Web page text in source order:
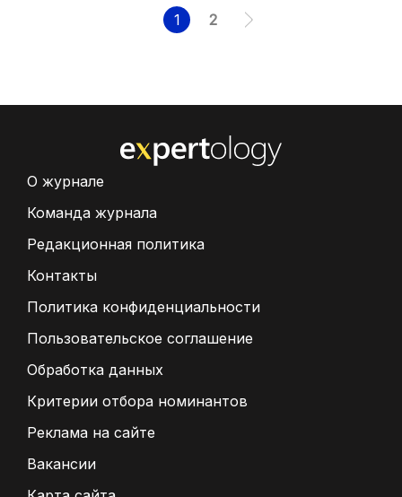
1 2
О журнале
Команда журнала
Редакционная политика
Контакты
Политика конфиденциальности
Пользовательское соглашение
Обработка данных
Критерии отбора номинантов
Реклама на сайте
Вакансии